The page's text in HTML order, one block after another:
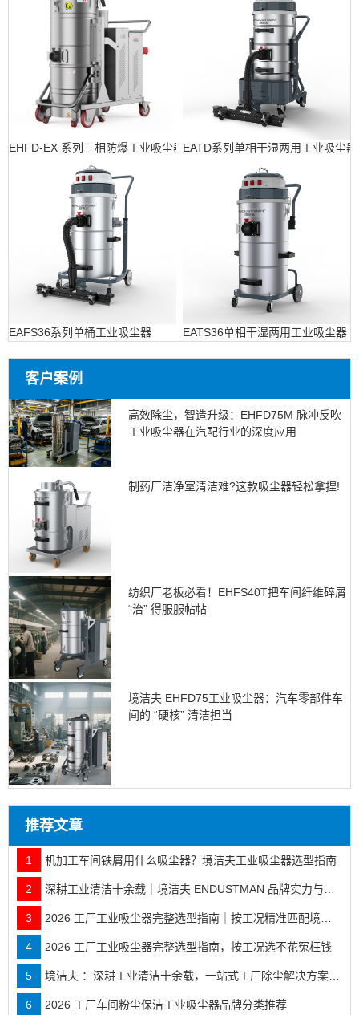
EHFD-EX 系列三相防爆工业吸尘器EATD系列单相干湿两用工业吸尘器
EAFS36系列单桶工业吸尘器 EATS36单相干湿两用工业吸尘器
客户案例
高效除尘，智造升级：EHFD75M 脉冲反吹
工业吸尘器在汽配行业的深度应用
制药厂洁净室清洁难?这款吸尘器轻松拿捏!
纺织厂老板必看！EHFS40T把车间纤维碎屑
“治” 得服服帖帖
境洁夫 EHFD75工业吸尘器：汽车零部件车
间的 “硬核” 清洁担当
推荐文章
1 机加工车间铁屑用什么吸尘器？境洁夫工业吸尘器选型指南
2 深耕工业清洁十余载｜境洁夫 ENDUSTMAN 品牌实力与全行业落地案例
3 2026 工厂工业吸尘器完整选型指南｜按工况精准匹配境洁夫全系机型
4 2026 工厂工业吸尘器完整选型指南，按工况选不花冤枉钱
5 境洁夫 ：深耕工业清洁十余载，一站式工厂除尘解决方案服务商
6 2026 工厂车间粉尘保洁工业吸尘器品牌分类推荐